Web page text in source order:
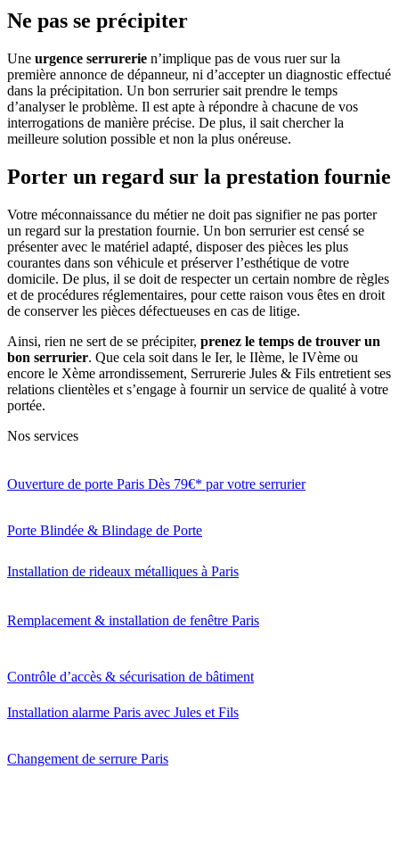
Ne pas se précipiter
Une urgence serrurerie n’implique pas de vous ruer sur la
première annonce de dépanneur, ni d’accepter un diagnostic effectué
dans la précipitation. Un bon serrurier sait prendre le temps
d’analyser le problème. Il est apte à répondre à chacune de vos
interrogations de manière précise. De plus, il sait chercher la
meilleure solution possible et non la plus onéreuse.
Porter un regard sur la prestation fournie
Votre méconnaissance du métier ne doit pas signifier ne pas porter
un regard sur la prestation fournie. Un bon serrurier est censé se
présenter avec le matériel adapté, disposer des pièces les plus
courantes dans son véhicule et préserver l’esthétique de votre
domicile. De plus, il se doit de respecter un certain nombre de règles
et de procédures réglementaires, pour cette raison vous êtes en droit
de conserver les pièces défectueuses en cas de litige.
Ainsi, rien ne sert de se précipiter, prenez le temps de trouver un
bon serrurier. Que cela soit dans le Ier, le IIème, le IVème ou
encore le Xème arrondissement, Serrurerie Jules & Fils entretient ses
relations clientèles et s’engage à fournir un service de qualité à votre
portée.
Nos services
Ouverture de porte Paris Dès 79€* par votre serrurier
Porte Blindée & Blindage de Porte
Installation de rideaux métalliques à Paris
Remplacement & installation de fenêtre Paris
Contrôle d’accès & sécurisation de bâtiment
Installation alarme Paris avec Jules et Fils
Changement de serrure Paris